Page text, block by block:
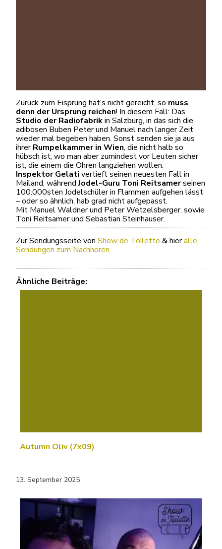
Zurück zum Eisprung hat’s nicht gereicht, so muss
denn der Ursprung reichen! In diesem Fall: Das
Studio der Radiofabrikin Salzburg, in das sich die
adibösen Buben Peter und Manuel nach langer Zeit
wieder mal begeben haben. Sonst senden sie ja aus
ihrerRumpelkammer in Wien, die nicht halb so
hübsch ist, wo man aber zumindest vor Leuten sicher
ist, die einem die Ohren langziehen wollen.
Inspektor Gelati vertieft seinen neuesten Fall in
Mailand, währendJodel-Guru Toni Reitsamerseinen
100.000sten Jodelschüler in Flammen aufgehen lässt
– oder so ähnlich, hab grad nicht aufgepasst.
Mit Manuel Waldner und Peter Wetzelsberger, sowie
Toni Reitsamer und Sebastian Steinhauser.
Zur Sendungsseite von Show de Toilette & hieralle
Sendungen zum Nachhören
Ähnliche Beiträge:
Autumn Oliv (7x09)
13. September 2025